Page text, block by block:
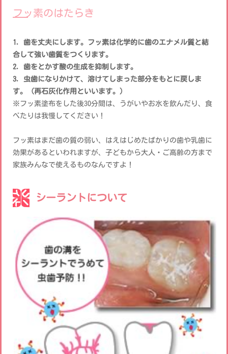
フッ素のはたらき
1．歯を丈夫にします。フッ素は化学的に歯のエナメル質と結
合して強い歯質をつくります。
2．歯をとかす酸の生成を抑制します。
3．虫歯になりかけて、溶けてしまった部分をもとに戻しま
す。（再石灰化作用といいます。）
※フッ素塗布をした後30分間は、うがいやお水を飲んだり、食
べたりは我慢してください！
フッ素はまだ歯の質の弱い、はえはじめたばかりの歯や乳歯に
効果があるといわれますが、子どもから大人・ご高齢の方まで
家族みんなで使えるものなんですよ！
シーラントについて